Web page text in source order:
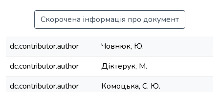
Скорочена інформація про документ
dc.contributor.author
Човнюк, Ю.
dc.contributor.author
Діктерук, М.
dc.contributor.author
Комоцька, С. Ю.